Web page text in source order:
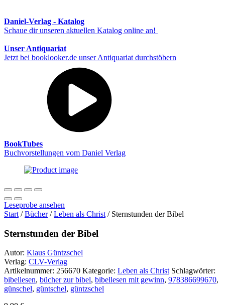
Daniel-Verlag - Katalog
Schaue dir unseren aktuellen Katalog online an!
Unser Antiquariat
Jetzt bei booklooker.de unser Antiquariat durchstöbern
BookTubes
Buchvorstellungen vom Daniel Verlag
Leseprobe ansehen
Start /Bücher/Leben als Christ / Sternstunden der Bibel
Sternstunden der Bibel
Autor: Klaus Güntzschel
Verlag: CLV-Verlag
Artikelnummer: 256670 Kategorie: Leben als Christ Schlagwörter:
bibellesen, bücher zur bibel, bibellesen mit gewinn, 978386699670,
günschel, güntschel, güntzschel